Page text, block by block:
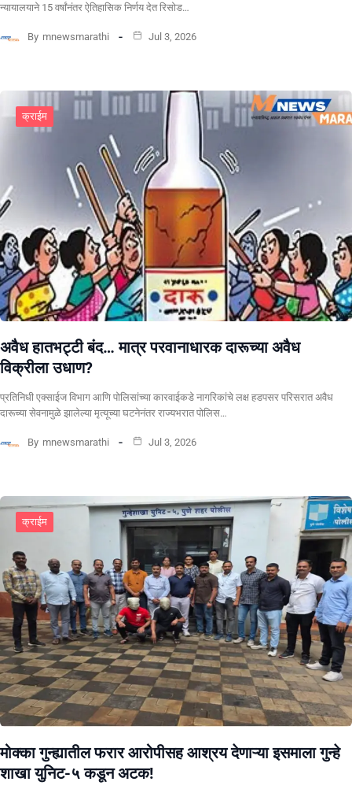
न्यायालयाने 15 वर्षांनंतर ऐतिहासिक निर्णय देत रिसोड…
By mnewsmarathi Jul 3, 2026
क्राईम
अवैध हातभट्टी बंद… मात्र परवानाधारक दारूच्या अवैध
विक्रीला उधाण?
प्रतिनिधी एक्साईज विभाग आणि पोलिसांच्या कारवाईकडे नागरिकांचे लक्ष हडपसर परिसरात अवैध
दारूच्या सेवनामुळे झालेल्या मृत्यूच्या घटनेनंतर राज्यभरात पोलिस…
By mnewsmarathi Jul 3, 2026
क्राईम
मोक्का गुन्ह्यातील फरार आरोपीसह आश्रय देणाऱ्या इसमाला गुन्हे
शाखा युनिट-५ कडून अटक!